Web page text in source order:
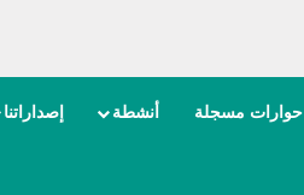
حوارات مسجلة أنشطة إصداراتنا